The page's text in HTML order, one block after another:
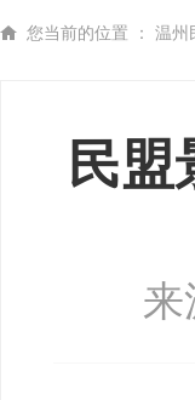
您当前的位置 ： 温州
民盟
来